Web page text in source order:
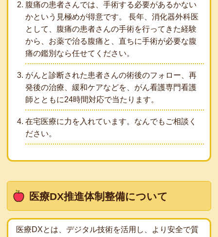
腹痛の患者さんでは、手術する必要があるかない
かという見極めが得意です。 長年、消化器外科医
として、腹痛の患者さんの手術を行ってきた経験
から、お薬で治る腹痛と、直ちに手術が必要な腹
痛の鑑別なら任せてください。
がんと診断された患者さんの術後のフォロー、再
発後の治療、緩和ケアなどを、がん看護専門看護
師とともに24時間対応で当たります。
在宅医療に力を入れています。なんでもご相談く
ださい。
医療DX推進体制整備について
医療DXとは、デジタル技術を活用し、より安全で質